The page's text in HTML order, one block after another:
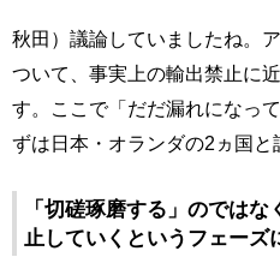
秋田）議論していましたね。
ついて、事実上の輸出禁止に
す。ここで「だだ漏れになっ
ずは日本・オランダの2ヵ国と
「切磋琢磨する」のでは
止していくというフェーズ